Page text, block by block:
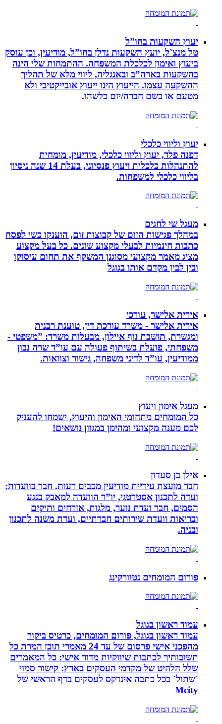
יעוץ השקעות בחו”ל
טל מנצ`ל, יועץ השקעות נדלן בחו”ל, מודיעין, וכן עוסק
ביעוץ ואימון לכלכלת המשפחה. ההתמחות שלי הינה
בהשקעות בארה”ב ובאנגליה, ליווי מלא של תהליך
ההשקעה עצמו. הייעוץ הינו ייעוץ אובייקטיבי ולא
מטעם או בשם חברה/יזם כלשהו.
יעוץ וליווי כלכלי
דפנה פלד, יעוץ וליווי כלכלי, מודיעין, מומחית
להתנהלות כלכלית ויעוץ פנסיוני, בעלת 14 שנה ניסיון
בליווי כלכלי למשפחות.
מעגל שי לחגים
במהלך פגישות הזום של קבוצות זום, הוענקו כשי לפסח
כתבות חינמיות לבעלי מקצוע שונים. כל בעל מקצוע
מציג מאמר מקצועי מסוגנן המשקף את תחום עיסוקו
ובין לבין מקדם אותו בגוגל
אירית אלישר, עורכי
אירית אלישר - משרד עורכת דין, טוענת רבנית
ומגשרת, תושבת נוף איילון, מבעלות משרד: ”משפטי -
משפחתי, פועלת בשיתוף פעולה עם עו”ד שרה נבון
ממודיעין, עו”ד לדיני משפחה, גישור וצוואות.
מעגל אימון ויעוץ
כל המומחים מתחומי האימון והיעוץ, ישמחו להעניק
לכם מענה מקצועי ומהימן במגוון נושאים!
אילן בן סעדון
חבר מועצת עיריית מודיעין מכבים רעות. חבר בוועדות:
ועדה לתכנון אסטרטגי, יו”ר הוועדה למאבק בנגע
הסמים, חבר ועדת נוער, מלגות, אזרחים ותיקים
ובריאות וועדת שירותים חברתיים, ועדת משנה לתכנון
פורום המומחים נטוורקינג
עמוד ראשון בגוגל
עמוד ראשון בגוגל, פורום המומחים, כרטיס ביקור
מהפכני אישי פרסום של עד 24 מאמרי תוכן המרת כל
תשובותיך לכתבות שיווקיות מדור אישי: כל המאמרים
שלל הלהיט של מקדמי העסקים בארץ: קישור סמוי
`שתול` בכל כתבה אינדקס לעסקים בדף הראשי של
Mcity